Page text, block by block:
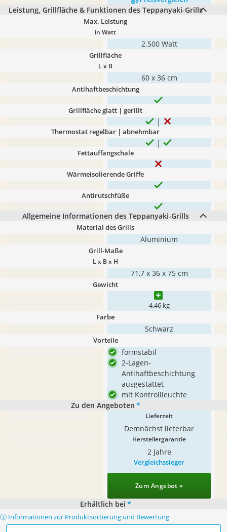
Leistung, Grillfläche & Funktionen des Teppanyaki-Grills
Max. Leistung
in Watt
2.500 Watt
Grillfläche
L x B
60 x 36 cm
Antihaftbeschichtung
Grillfläche glatt | gerillt
Thermostat regelbar | abnehmbar
Fettauffangschale
Wärmeisolierende Griffe
Antirutschfüße
Allgemeine Informationen des Teppanyaki-Grills
Material des Grills
Aluminium
Grill-Maße
L x B x H
71,7 x 36 x 75 cm
Gewicht
4,46 kg
Farbe
Schwarz
Vorteile
formstabil
2-Lagen-
Antihaftbeschichtung
ausgestattet
mit Kontrollleuchte
Zu den Angeboten *
Lieferzeit
Demnächst lieferbar
Herstellergarantie
2 Jahre
Vergleichssieger
Zum Angebot »
Erhältlich bei *
ⓘ Informationen zur Produktsortierung und Bewertung